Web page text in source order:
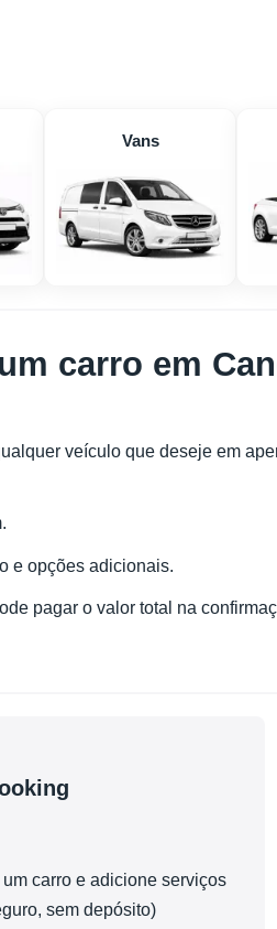
Vans
carro em
veículo que deseje em
e opções adicionais.
pagar o valor total na
carro e adicione serviços
sem depósito)